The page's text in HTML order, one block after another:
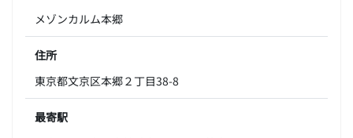
メゾンカルム本郷
住所
東京都文京区本郷２丁目38-8
最寄駅